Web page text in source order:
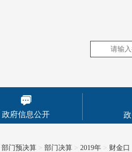
政府信息公开
部门预决算 > 部门决算 > 2019年 > 财金口